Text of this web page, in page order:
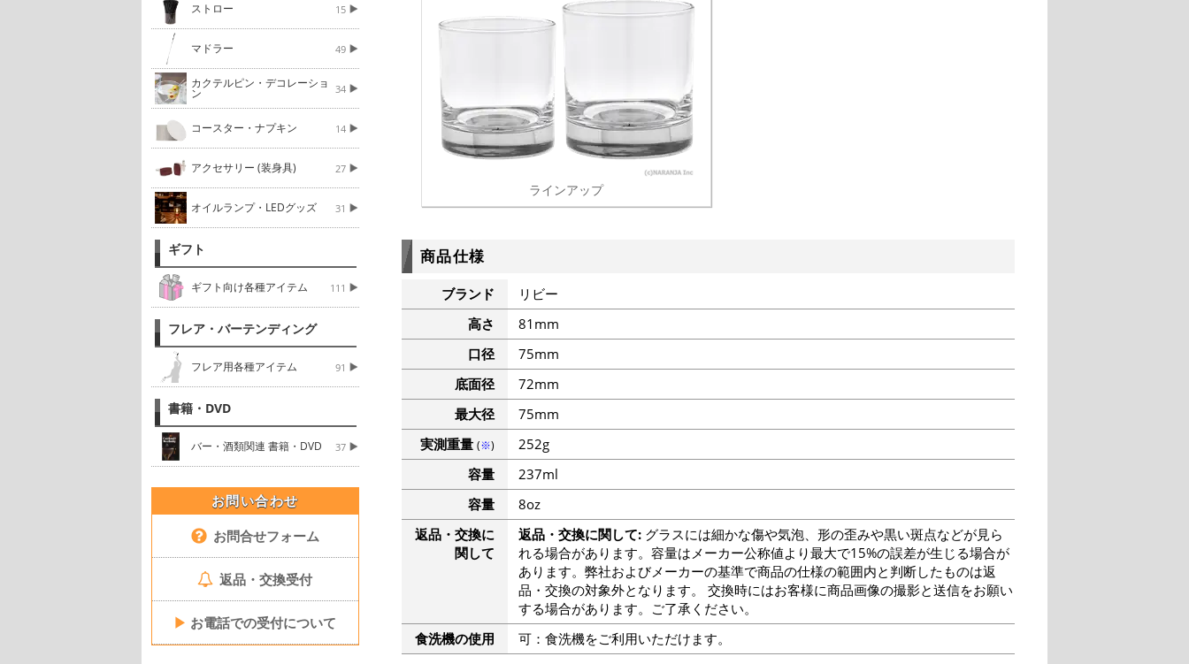
ストロー 15
マドラー 49
カクテルピン・デコレーショ
ン 34
コースター・ナプキン 14
アクセサリー (装身具) 27
オイルランプ・LEDグッズ 31
ギフト
ギフト向け各種アイテム 111
フレア・バーテンディング
フレア用各種アイテム 91
書籍・DVD
バー・酒類関連 書籍・DVD 37
お問い合わせ
お問合せフォーム
返品・交換受付
▶ お電話での受付について
ラインアップ
商品仕様
ブランド
リビー
高さ
81mm
口径
75mm
底面径
72mm
最大径
75mm
実測重量 (※)
252g
容量
237ml
容量
8oz
返品・交換に
関して
返品・交換に関して:グラスには細かな傷や気泡、形の歪みや黒い斑点などが見ら
れる場合があります。容量はメーカー公称値より最大で15%の誤差が生じる場合が
あります。弊社およびメーカーの基準で商品の仕様の範囲内と判断したものは返
品・交換の対象外となります。 交換時にはお客様に商品画像の撮影と送信をお願い
する場合があります。ご了承ください。
食洗機の使用
可：食洗機をご利用いただけます。